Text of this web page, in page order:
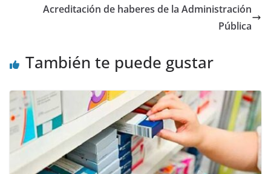
Acreditación de haberes de la Administración
Pública
También te puede gustar